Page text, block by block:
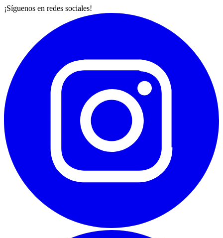
¡Síguenos en redes sociales!